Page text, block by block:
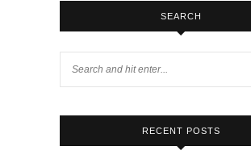
SEARCH
RECENT POSTS